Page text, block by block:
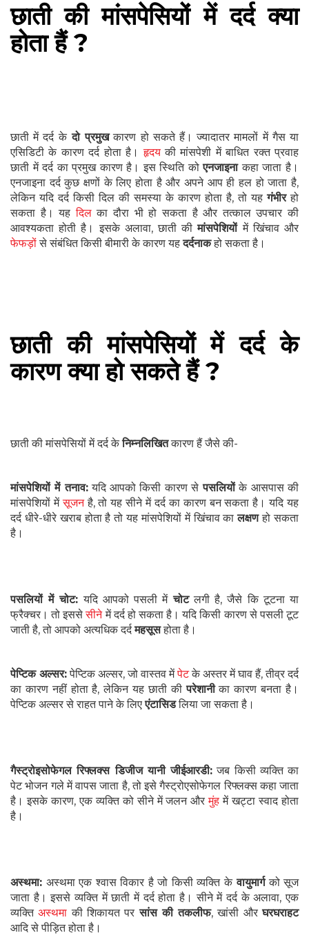
छाती की मांसपेसियों में दर्द क्या
होता हैं ?
छाती में दर्द केदो प्रमुखकारण हो सकते हैं। ज्यादातर मामलों में गैस या
एसिडिटी के कारण दर्द होता है।हृदयकी मांसपेशी में बाधित रक्त प्रवाह
छाती में दर्द का प्रमुख कारण है। इस स्थिति कोएनजाइनाकहा जाता है।
एनजाइना दर्द कुछ क्षणों के लिए होता है और अपने आप ही हल हो जाता है,
लेकिन यदि दर्द किसी दिल की समस्या के कारण होता है, तो यहगंभीरहो
सकता है। यहदिलका दौरा भी हो सकता है और तत्काल उपचार की
आवश्यकता होती है। इसके अलावा, छाती कीमांसपेशियोंमें खिंचाव और
फेफड़ोंसे संबंधित किसी बीमारी के कारण यहदर्दनाकहो सकता है।
छाती की मांसपेसियों में दर्द के
कारण क्या हो सकते हैं ?
छाती की मांसपेसियों में दर्द केनिम्नलिखितकारण हैं जैसे की-
मांसपेशियों में तनाव:यदि आपको किसी कारण सेपसलियोंके आसपास की
मांसपेशियों मेंसूजनहै, तो यह सीने में दर्द का कारण बन सकता है। यदि यह
दर्द धीरे-धीरे खराब होता है तो यह मांसपेशियों में खिंचाव कालक्षणहो सकता
है।
पसलियों में चोट: यदि आपको पसली मेंचोटलगी है, जैसे कि टूटना या
फ्रैक्चर। तो इससेसीनेमें दर्द हो सकता है। यदि किसी कारण से पसली टूट
जाती है, तो आपको अत्यधिक दर्दमहसूसहोता है।
पेप्टिक अल्सर:पेप्टिक अल्सर, जो वास्तव मेंपेटके अस्तर में घाव हैं, तीव्र दर्द
का कारण नहीं होता है, लेकिन यह छाती कीपरेशानीका कारण बनता है।
पेप्टिक अल्सर से राहत पाने के लिएएंटासिडलिया जा सकता है।
गैस्ट्रोइसोफेगल रिफ्लक्स डिजीज यानी जीईआरडी: जब किसी व्यक्ति का
पेट भोजन गले में वापस जाता है, तो इसे गैस्ट्रोएसोफेगल रिफ्लक्स कहा जाता
है। इसके कारण, एक व्यक्ति को सीने में जलन औरमुंह में खट्टा स्वाद होता
है।
अस्थमा: अस्थमा एक श्वास विकार है जो किसी व्यक्ति केवायुमार्गको सूज
जाता है। इससे व्यक्ति में छाती में दर्द होता है। सीने में दर्द के अलावा, एक
व्यक्तिअस्थमा की शिकायत परसांस की तकलीफ, खांसी औरघरघराहट
आदि से पीड़ित होता है।